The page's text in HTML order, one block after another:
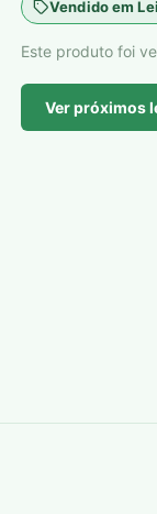
Vendido em
Este produto foi
Ver próximos